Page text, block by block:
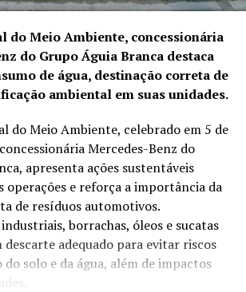
do Meio Ambiente, concessionária
do Grupo Águia Branca destaca
de água, destinação correta de
ambiental em suas unidades.
do Meio Ambiente, celebrado em 5 de
Mercedes-Benz do
apresenta ações sustentáveis
operações e reforça a importância da
de resíduos automotivos.
borrachas, óleos e sucatas
descarte adequado para evitar riscos
solo e da água, além de impactos